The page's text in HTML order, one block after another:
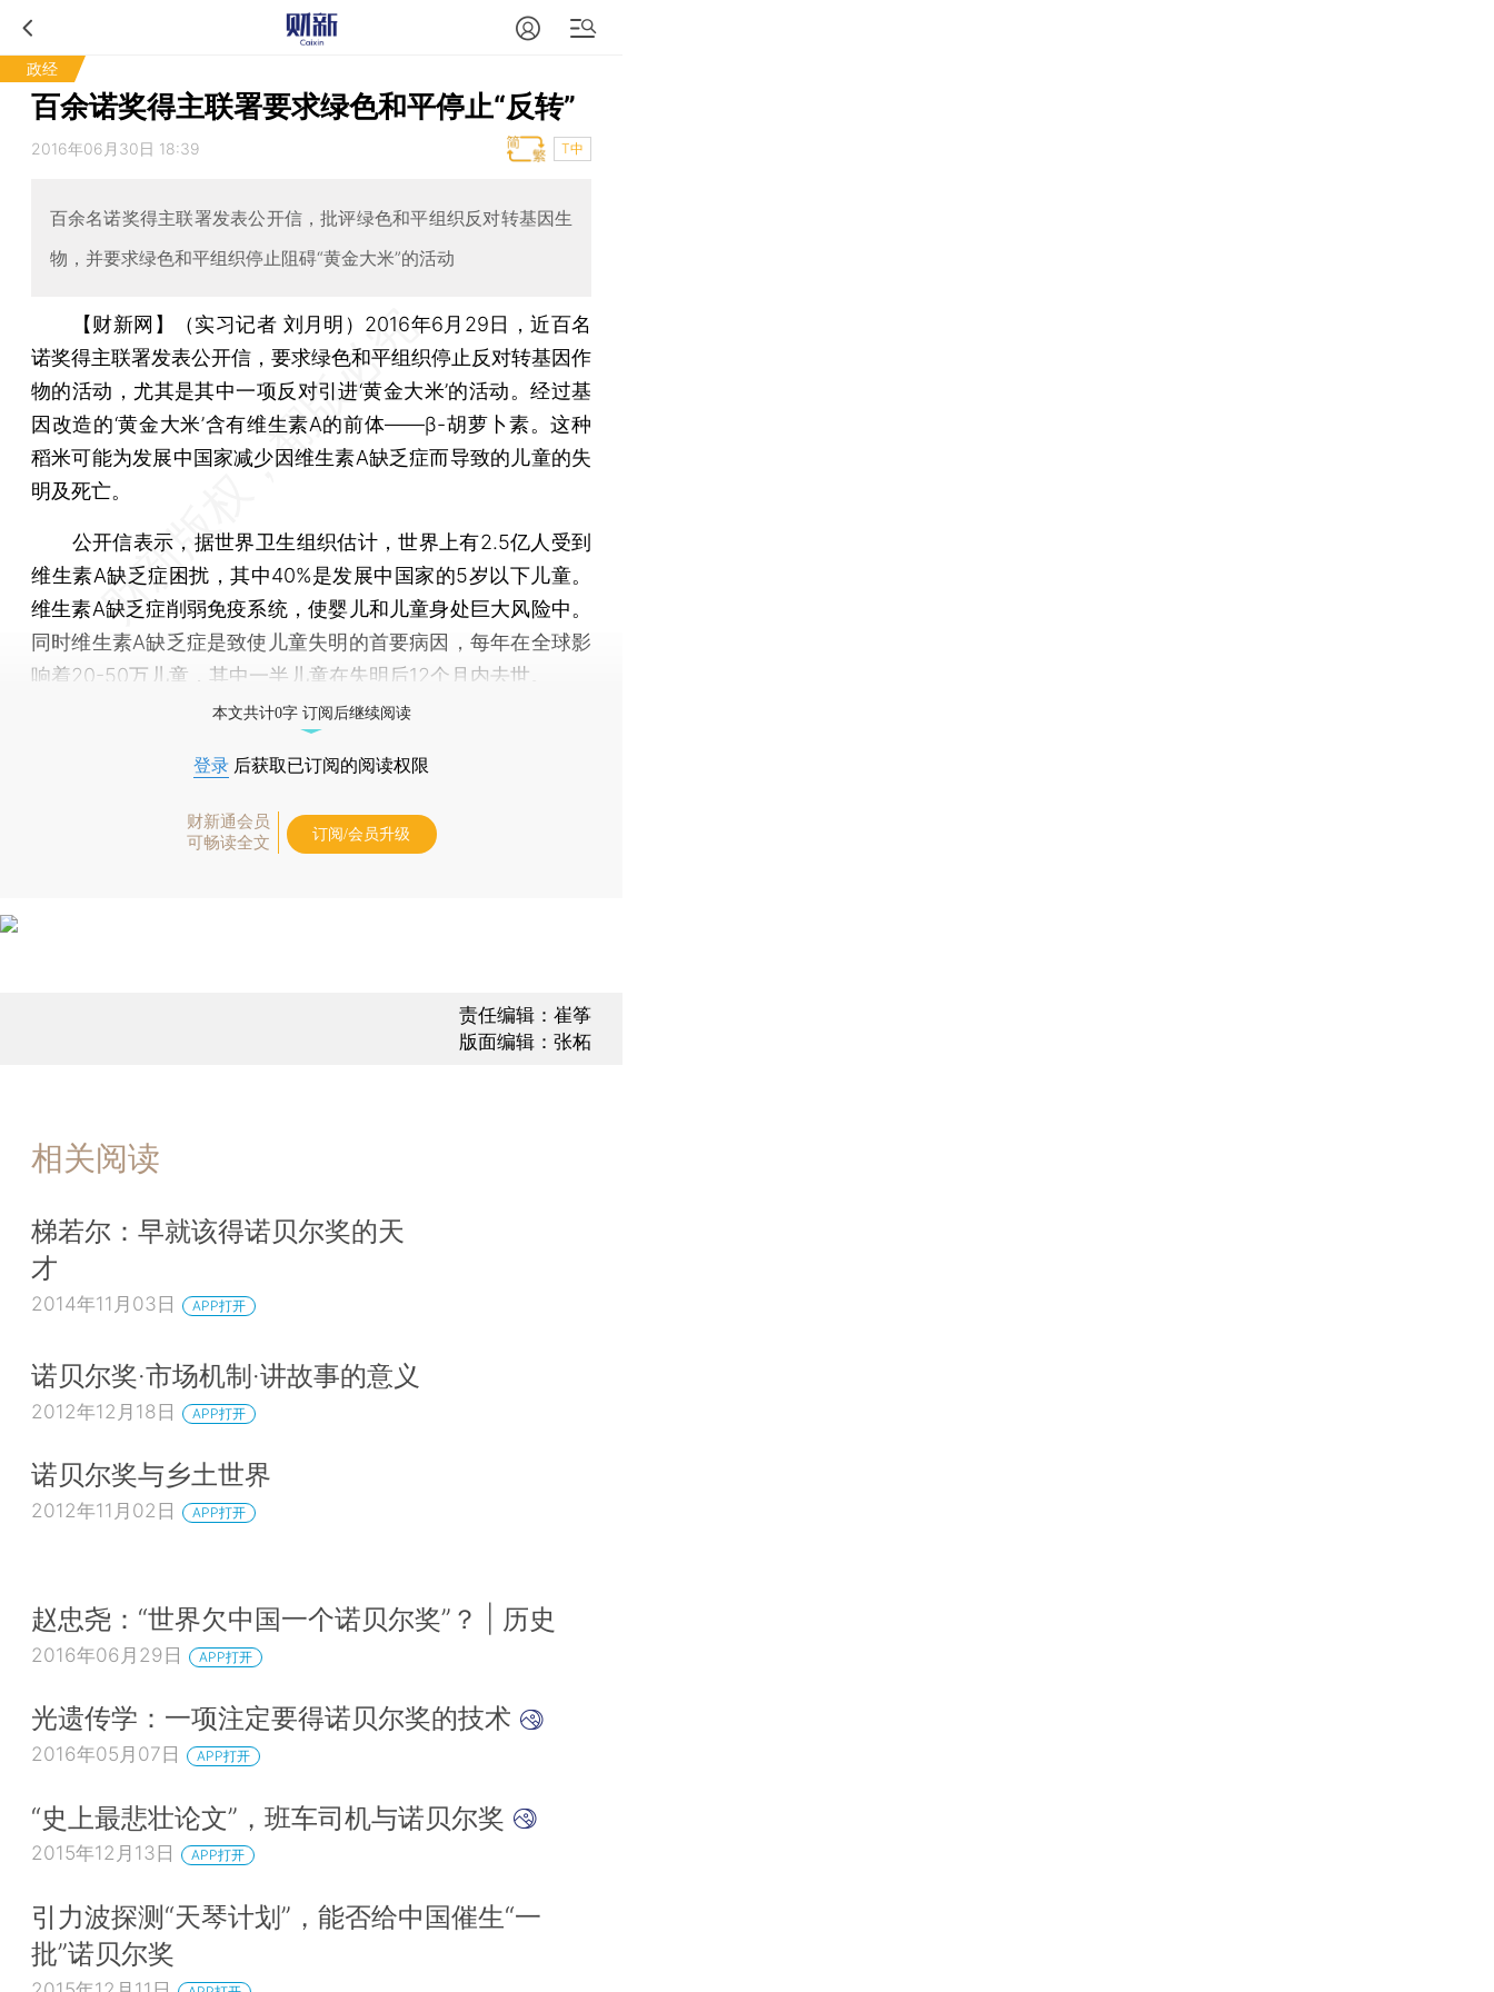
政经
百余诺奖得主联署要求绿色和平停止“反转”
2016年06月30日 18:39 T中
百余名诺奖得主联署发表公开信，批评绿色和平组织反对转基因生
物，并要求绿色和平组织停止阻碍“黄金大米”的活动
【财新网】（实习记者 刘月明） 2016年6月29日，近百名
诺奖得主联署发表公开信，要求绿色和平组织停止反对转基因作
物的活动，尤其是其中一项反对引进‘黄金大米’的活动。经过基
因改造的‘黄金大米’含有维生素A的前体——β-胡萝卜素。这种
稻米可能为发展中国家减少因维生素A缺乏症而导致的儿童的失
明及死亡。
公开信表示，据世界卫生组织估计，世界上有2.5亿人受到
维生素A缺乏症困扰，其中40%是发展中国家的5岁以下儿童。
维生素A缺乏症削弱免疫系统，使婴儿和儿童身处巨大风险中。
同时维生素A缺乏症是致使儿童失明的首要病因，每年在全球影
响着20-50万儿童，其中一半儿童在失明后12个月内去世。
本文共计0字 订阅后继续阅读
登录 后获取已订阅的阅读权限
财新通会员
可畅读全文
订阅/会员升级
责任编辑：崔筝
版面编辑：张柘
相关阅读
梯若尔：早就该得诺贝尔奖的天
才
2014年11月03日 APP打开
诺贝尔奖·市场机制·讲故事的意义
2012年12月18日 APP打开
诺贝尔奖与乡土世界
2012年11月02日 APP打开
赵忠尧：“世界欠中国一个诺贝尔奖”？ | 历史
2016年06月29日 APP打开
光遗传学：一项注定要得诺贝尔奖的技术
2016年05月07日 APP打开
“史上最悲壮论文”，班车司机与诺贝尔奖
2015年12月13日 APP打开
引力波探测“天琴计划”，能否给中国催生“一
批”诺贝尔奖